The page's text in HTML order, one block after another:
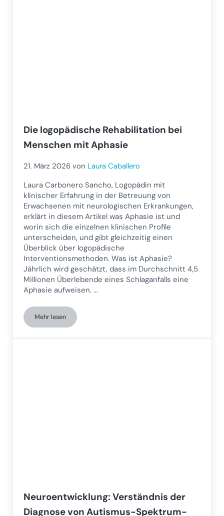
Die logopädische Rehabilitation bei
Menschen mit Aphasie
21. März 2026 von Laura Caballero
Laura Carbonero Sancho, Logopädin mit
klinischer Erfahrung in der Betreuung von
Erwachsenen mit neurologischen Erkrankungen,
erklärt in diesem Artikel was Aphasie ist und
worin sich die einzelnen klinischen Profile
unterscheiden, und gibt gleichzeitig einen
Überblick über logopädische
Interventionsmethoden. Was ist Aphasie?
Jährlich wird geschätzt, dass im Durchschnitt 4,5
Millionen Überlebende eines Schlaganfalls eine
Aphasie aufweisen. …
Mehr lesenDie logopädische Rehabilitation bei Menschen mit Aphasie
Neuroentwicklung: Verständnis der
Diagnose von Autismus-Spektrum-